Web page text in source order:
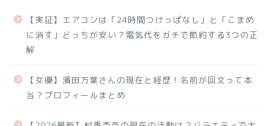
【実証】エアコンは「24時間つけっぱなし」と「こまめ
に消す」どっちが安い？電気代をガチで節約する3つの正
解
【女優】濱田万葉さんの現在と経歴！名前が回文って本
当？プロフィールまとめ